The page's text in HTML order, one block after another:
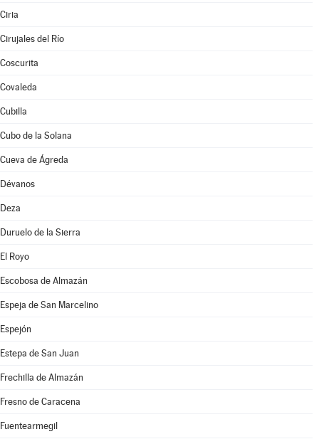
Ciria
Cirujales del Río
Coscurita
Covaleda
Cubilla
Cubo de la Solana
Cueva de Ágreda
Dévanos
Deza
Duruelo de la Sierra
El Royo
Escobosa de Almazán
Espeja de San Marcelino
Espejón
Estepa de San Juan
Frechilla de Almazán
Fresno de Caracena
Fuentearmegil